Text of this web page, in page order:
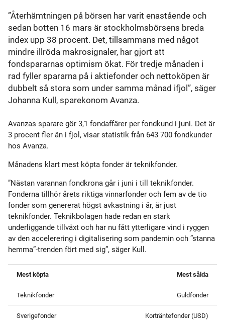
”Återhämtningen på börsen har varit enastående och
sedan botten 16 mars är stockholmsbörsens breda
index upp 38 procent. Det, tillsammans med något
mindre illröda makrosignaler, har gjort att
fondspararnas optimism ökat. För tredje månaden i
rad fyller spararna på i aktiefonder och nettoköpen är
dubbelt så stora som under samma månad ifjol”, säger
Johanna Kull, sparekonom Avanza.
Avanzas sparare gör 3,1 fondaffärer per fondkund i juni. Det är
3 procent fler än i fjol, visar statistik från 643 700 fondkunder
hos Avanza.
Månadens klart mest köpta fonder är teknikfonder.
”Nästan varannan fondkrona går i juni i till teknikfonder.
Fonderna tillhör årets riktiga vinnarfonder och fem av de tio
fonder som genererat högst avkastning i år, är just
teknikfonder. Teknikbolagen hade redan en stark
underliggande tillväxt och har nu fått ytterligare vind i ryggen
av den accelerering i digitalisering som pandemin och ”stanna
hemma”-trenden fört med sig”, säger Kull.
Mest köpta Mest sålda
Teknikfonder Guldfonder
Sverigefonder Korträntefonder (USD)